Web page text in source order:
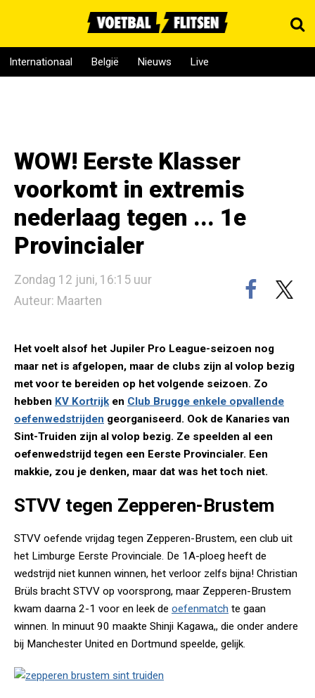
Internationaal België Nieuws Live
WOW! Eerste Klasser
voorkomt in extremis
nederlaag tegen ... 1e
Provincialer
Zondag 12 juni, 16:15 uur
Auteur: Maarten
Het voelt alsof het Jupiler Pro League-seizoen nog
maar net is afgelopen, maar de clubs zijn al volop bezig
met voor te bereiden op het volgende seizoen. Zo
hebben KV Kortrijken Club Brugge enkele opvallende
oefenwedstrijden georganiseerd. Ook de Kanaries van
Sint-Truiden zijn al volop bezig. Ze speelden al een
oefenwedstrijd tegen een Eerste Provincialer. Een
makkie, zou je denken, maar dat was het toch niet.
STVV tegen Zepperen-Brustem
STVV oefende vrijdag tegen Zepperen-Brustem, een club uit
het Limburge Eerste Provinciale. De 1A-ploeg heeft de
wedstrijd niet kunnen winnen, het verloor zelfs bijna! Christian
Brüls bracht STVV op voorsprong, maar Zepperen-Brustem
kwam daarna 2-1 voor en leek de oefenmatch te gaan
winnen. In minuut 90 maakte Shinji Kagawa,, die onder andere
bij Manchester United en Dortmund speelde, gelijk.